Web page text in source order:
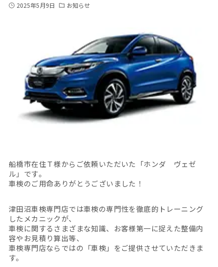
2025年5月9日 お知らせ
船橋市在住Ｔ様からご依頼いただいた「ホンダ ヴェゼ
ル」です。
車検のご用命ありがとうございました！
津田沼車検専門店では車検の専門性を徹底的トレーニング
したメカニックが、
車検に関するさまざまな知識、お客様第一に捉えた整備内
容やお見積り算出等、
車検専門店ならではの「車検」をご提供させていただきま
す。